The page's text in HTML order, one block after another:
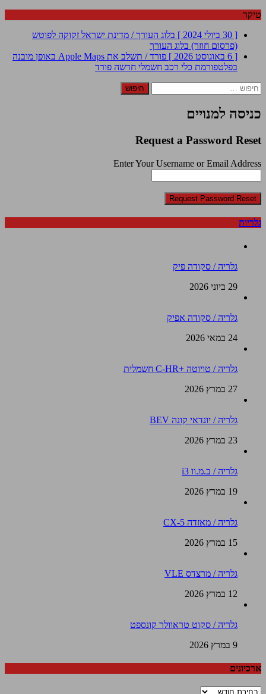
טיקר
[ 30 ביולי 2024 ]
בלוג העורך / מדינת ישראל זקוקה לפוטש
(פרסום חוזר) בלוג העורך
[ 6 באוגוסט 2026 ]
פורד / תשלב את Apple Maps באופן מובנה
בפלטפורמת כלי רכב חשמלי חדשה פורד
חיפוש:
כניסה למנויים
Request a Password Reset
Enter Your Username or Email Address
גלריות
גלריה / סקודה פיק
29 ביוני 2026
גלריה / סקודה אפיק
24 במאי 2026
גלריה / טויוטה +C-HR חשמלית
27 במרץ 2026
גלריה / יונדאי קונה BEV
23 במרץ 2026
גלריה / ב.מ.וו i3
19 במרץ 2026
גלריה / מאזדה CX-5
15 במרץ 2026
גלריה / מרצדס VLE
12 במרץ 2026
גלריה / סקוט טראוולר קונספט
9 במרץ 2026
ארכיונים
ארכיונים